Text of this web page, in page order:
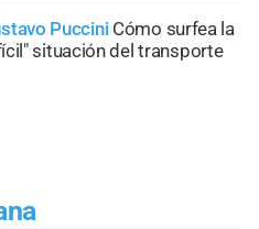
Puccini Cómo surfea la
situación del transporte